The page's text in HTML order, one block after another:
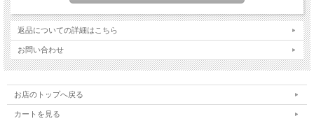
返品についての詳細はこちら
お問い合わせ
お店のトップへ戻る
カートを見る